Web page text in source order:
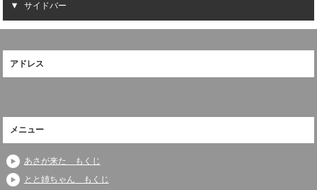
サイドバー
アドレス
メニュー
あさが来た もくじ
とと姉ちゃん もくじ